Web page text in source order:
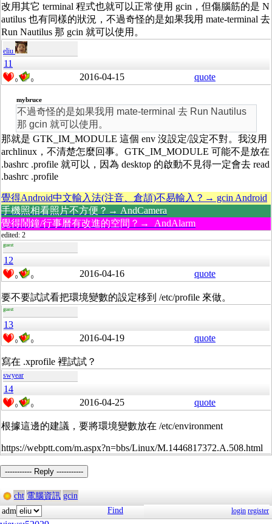
改用其它 terminal 程式也就可以正常使用 gcin，但傷腦筋的是 N
autilus 也有同樣的狀況，不過奇怪的是如果我用 mate-terminal 去
Run Nautilus 那 gcin 就可以使用。
eliu
11
0 0 2016-04-15 quote
mybruce
不過奇怪的是如果我用 mate-terminal 去 Run Nautilus
那 gcin 就可以使用。
那就是 GTK_IM_MODULE 這個 env 沒設定/設定不對。我沒用
archlinux，不清楚怎麼回事。GTK_IM_MODULE 可能不是放在
.bashrc .profile 就可以，因為 desktop 的啟動不見得一定會去 read
.bashrc .profile
覺得Android中文輸入法(注音、倉頡)不易輸入？→ gcin Android
手機照相看照片不方便？→ AndCamera
覺得鬧鐘/行事曆有改進的空間？→ AndAlarm
edited: 2
guest
12
0 0 2016-04-16 quote
要不要試試看把環境變數的設定移到 /etc/profile 來做。
guest
13
0 0 2016-04-19 quote
寫在 .xprofile 裡試試？
swyear
14
0 0 2016-04-25 quote
根據這邊的建議，要將環境變數放在 /etc/environment
https://webptt.com/m.aspx?n=bbs/Linux/M.1446817372.A.508.html
----------- Reply -----------
cht 電腦資訊 gcin
adm
Find login register